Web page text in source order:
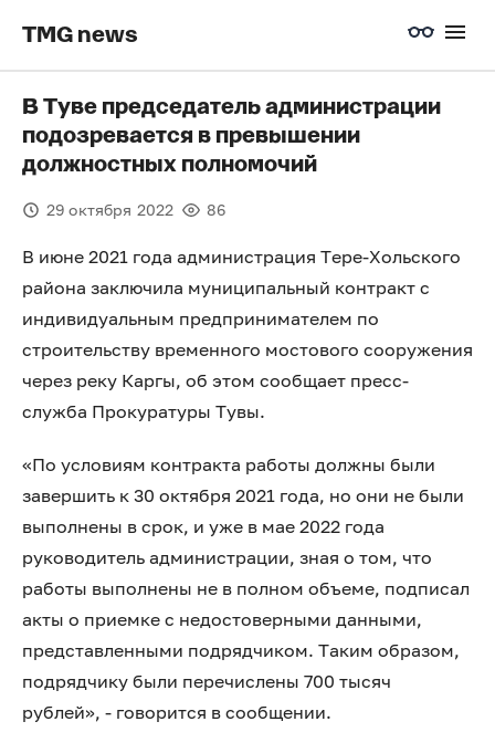
TMG news
В Туве председатель администрации
подозревается в превышении
должностных полномочий
29 октября 2022 86
В июне 2021 года администрация Тере-Хольского
района заключила муниципальный контракт с
индивидуальным предпринимателем по
строительству временного мостового сооружения
через реку Каргы, об этом сообщает пресс-
служба Прокуратуры Тувы.
«По условиям контракта работы должны были
завершить к 30 октября 2021 года, но они не были
выполнены в срок, и уже в мае 2022 года
руководитель администрации, зная о том, что
работы выполнены не в полном объеме, подписал
акты о приемке с недостоверными данными,
представленными подрядчиком. Таким образом,
подрядчику были перечислены 700 тысяч
рублей», - говорится в сообщении.